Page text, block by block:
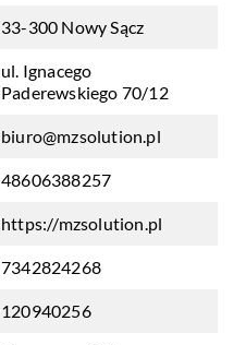
33-300 Nowy Sącz
ul. Ignacego
Paderewskiego 70/12
biuro@mzsolution.pl
48606388257
https://mzsolution.pl
7342824268
120940256